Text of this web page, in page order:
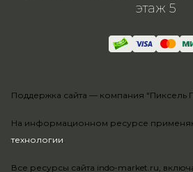
На информационном ресурсе
технологии.
Все ресурсы сайта indo-market.ru,
этаж 5
Поддержка сайта — компания "Пиксель